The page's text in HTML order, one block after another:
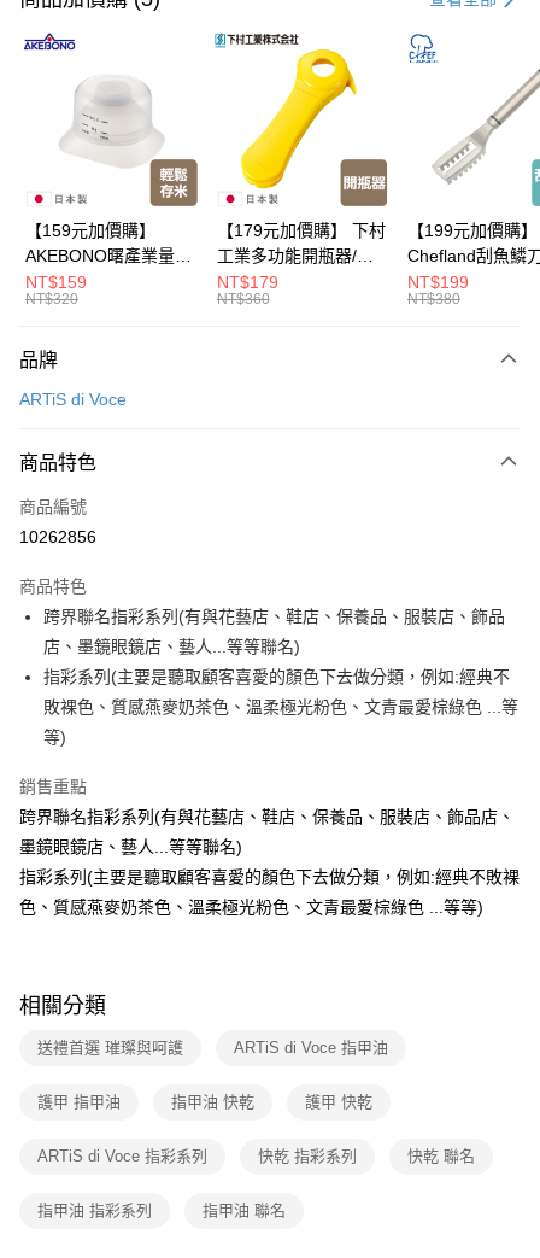
超商取貨付款
LINE Pay
Apple Pay
Google Pay
全盈+PAY
大哥付你分期
【大哥付你分期使用說明】
2.付款方式選擇「大哥付你分期」，訂單成立後會自動跳轉到大哥付的交易
成交易。
3.實際核准額度、可分期數及費用金額請依後續交易確認頁面所載為準。
4.訂單成立30分鐘內，如未前往確認交易或遇審核未通過，訂單將自動取
消。如遇「轉專審核」未通過狀況，表示未達大哥付你分期系統評分，恕無
法說明評估內容。
1.分期款項不併入電信帳單，「大哥付你分期」於每月結算日後寄送繳費提
2.透過簡訊連結打開帳單後，可選擇「超商條碼／台灣大直營門市／銀行轉
帳／街口支付／iPASS MONEY」等通路繳費。
【注意事項】
1.本服務係由「台灣大哥大股份有限公司」（以下簡稱本公司）所提供，讓
用戶於交易時，得透過本服務購買商品或服務，並由商店將買賣／分期付款
2.基於同意付款使用「大哥付你分期」之契約關係目的，商店將以您的個人
資料（包含姓名、電話或地址）提供予台灣大哥大進項蒐集、處理及利用，
由本公司與您本人進行分期帳單所需資料之確認、核對及更正。
3.完整用戶服務條款，請詳閱以下連結：
每筆NT$100，滿NT$499(含以上)免運費
每筆NT$100，滿NT$499(含以上)免運費
7-11取貨付款
每筆NT$100，滿NT$499(含以上)免運費
付款後7-11取貨
每筆NT$100，滿NT$499(含以上)免運費
宅配【父親節大回饋】限時$299免運
每筆NT$150，滿NT$299(含以上)免運費
【159元加價購】
AKEBONO曙產業量米
杯漏斗組(白)/量米杯/
米桶/量米用具/任二件8
NT$159
NT$320
【179元加價購】 下村
工業多功能開瓶器/開
瓶器/餐廚用品/料理道
具/任二件8折
NT$179
NT$360
【199元加價購】
Chefland刮魚鱗
魚鱗器/廚房用品/
道具/任二件8折
NT$199
NT$380
品牌
ARTiS di Voce
商品特色
商品編號
10262856
商品特色
跨界聯名指彩系列(有與花藝店、鞋店、保養品、服裝店、飾品
店、墨鏡眼鏡店、藝人...等等聯名)
指彩系列(主要是聽取顧客喜愛的顏色下去做分類，例如:經典不
敗裸色、質感燕麥奶茶色、溫柔極光粉色、文青最愛棕綠色 ...等
等)
銷售重點
跨界聯名指彩系列(有與花藝店、鞋店、保養品、服裝店、飾品店、
墨鏡眼鏡店、藝人...等等聯名)
指彩系列(主要是聽取顧客喜愛的顏色下去做分類，例如:經典不敗裸
色、質感燕麥奶茶色、溫柔極光粉色、文青最愛棕綠色 ...等等)
相關分類
送禮首選 璀璨與呵護 ARTiS di Voce 指甲油
護甲 指甲油 指甲油 快乾 護甲 快乾
ARTiS di Voce 指彩系列 快乾 指彩系列 快乾 聯名
指甲油 指彩系列 指甲油 聯名